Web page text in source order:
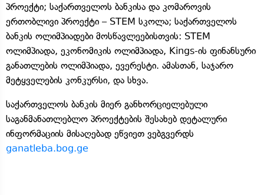
პროექტი; საქართველოს ბანკისა და კომაროვის
ერთობლივი პროექტი – STEM სკოლა; საქართველოს
ბანკის ოლიმპიადები მოსწავლეებისთვის: STEM
ოლიმპიადა, ეკონომიკის ოლიმპიადა, Kings-ის ფინანსური
განათლების ოლიმპიადა, ევერესტი. ამასთან, საჯარო
მეტყველების კონკურსი, და სხვა.
საქართველოს ბანკის მიერ განხორციელებული
საგანმანათლებლო პროექტების შესახებ დეტალური
ინფორმაციის მისაღებად ეწვიეთ ვებგვერდს
ganatleba.bog.ge